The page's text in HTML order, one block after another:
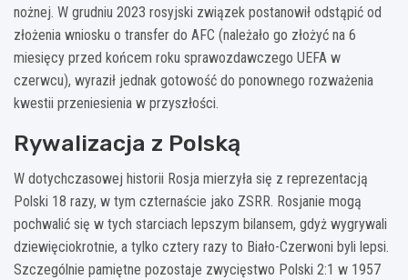
nożnej. W grudniu 2023 rosyjski związek postanowił odstąpić od
złożenia wniosku o transfer do AFC (należało go złożyć na 6
miesięcy przed końcem roku sprawozdawczego UEFA w
czerwcu), wyraził jednak gotowość do ponownego rozważenia
kwestii przeniesienia w przyszłości.
Rywalizacja z Polską
W dotychczasowej historii Rosja mierzyła się z reprezentacją
Polski 18 razy, w tym czternaście jako ZSRR. Rosjanie mogą
pochwalić się w tych starciach lepszym bilansem, gdyż wygrywali
dziewięciokrotnie, a tylko cztery razy to Biało-Czerwoni byli lepsi.
Szczególnie pamiętne pozostaje zwycięstwo Polski 2:1 w 1957